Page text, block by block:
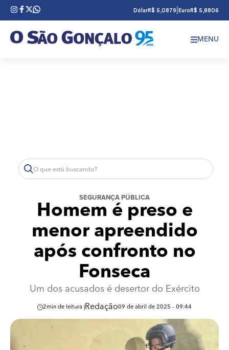
DólarR$ 5,0879 Euro R$ 5,8806
MENU
SEGURANÇA PÚBLICA
Homem é preso e
menor apreendido
após confronto no
Fonseca
Um dos acusados é desertor do Exército
2min de leitura | Redação09 de abril de 2025 - 09:44